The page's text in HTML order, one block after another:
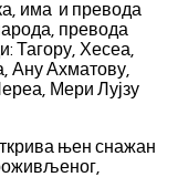
има и превода
превода
Тагору, Хесеа,
Ану Ахматову,
Мери Лујзу
њен снажан